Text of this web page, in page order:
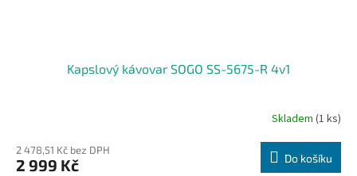
Kapslový kávovar SOGO SS-5675-R 4v1
Skladem (1 ks)
2 478,51 Kč bez DPH
2 999 Kč Do košíku